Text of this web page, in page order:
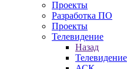
Проекты
Разработка ПО
Проекты
Телевидение
Назад
Телевидение